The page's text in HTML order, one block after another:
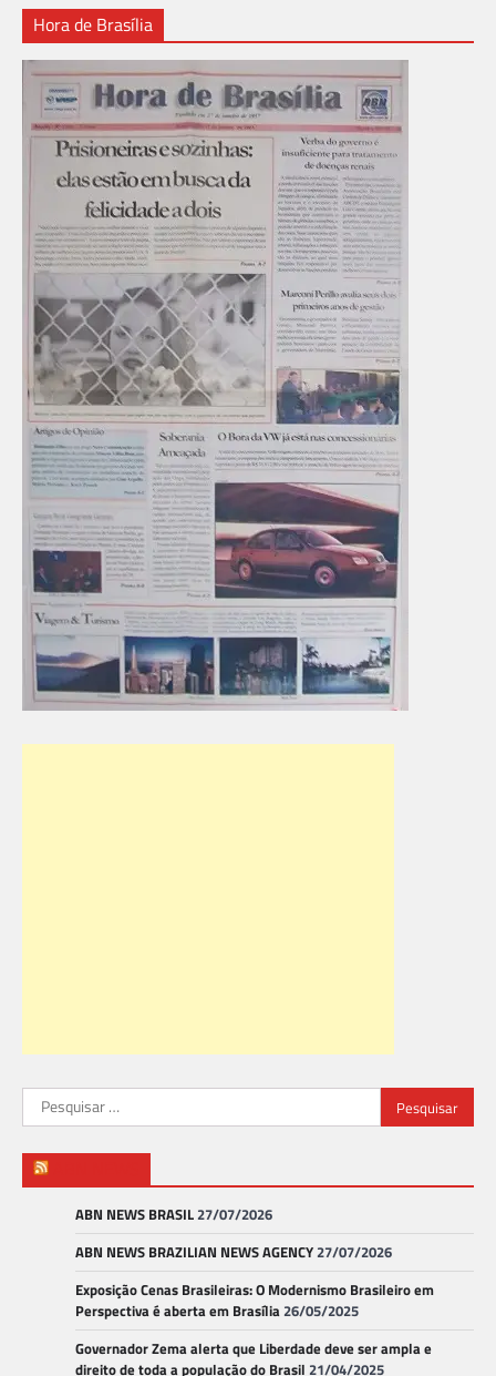
Hora de Brasília
Pesquisar
por:
ABN NEWS BRASIL27/07/2026
ABN NEWS BRAZILIAN NEWS AGENCY27/07/2026
Exposição Cenas Brasileiras: O Modernismo Brasileiro em
Perspectiva é aberta em Brasília26/05/2025
Governador Zema alerta que Liberdade deve ser ampla e
direito de toda a população do Brasil 21/04/2025